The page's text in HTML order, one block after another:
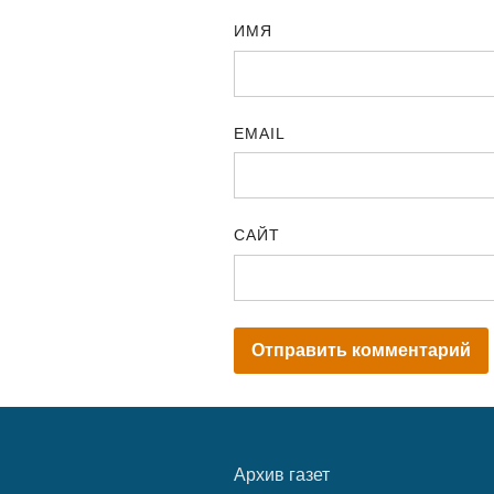
ИМЯ
EMAIL
САЙТ
Архив газет